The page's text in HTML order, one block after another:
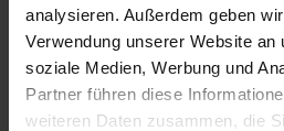
analysieren. Außerdem geben
Verwendung unserer Website an
soziale Medien, Werbung und
Partner führen diese
weiteren Daten zusammen, die
Subtitle
Zum Selbstverständnis
Anthropologie zwischen
"Postmoderne"